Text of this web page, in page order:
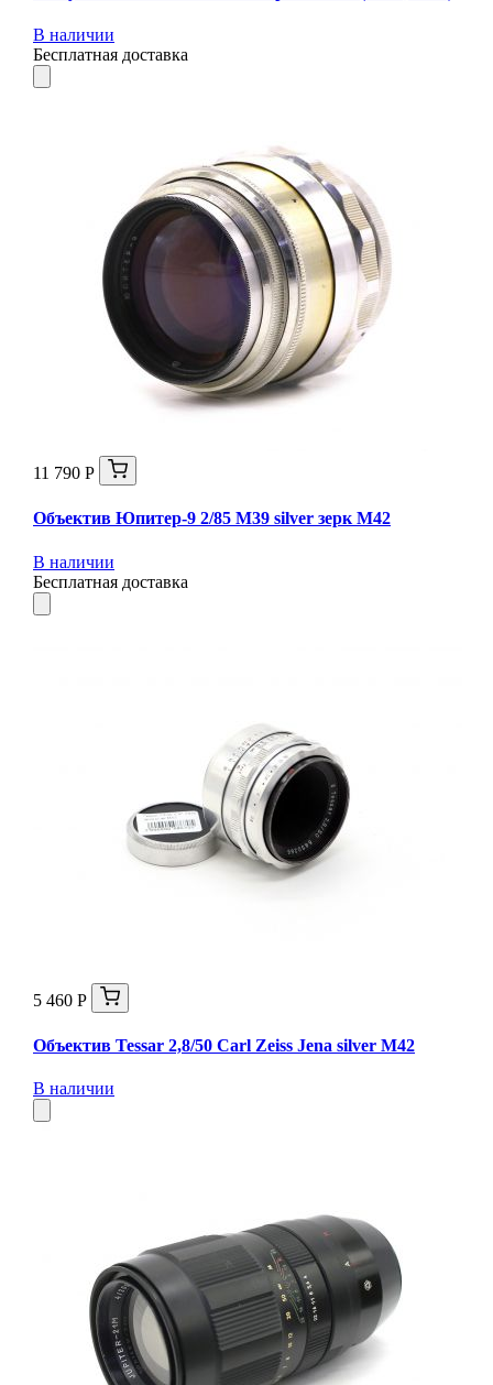
В наличии
Бесплатная доставка
11 790 Р
Объектив Юпитер-9 2/85 М39 silver зерк М42
В наличии
Бесплатная доставка
5 460 Р
Объектив Tessar 2,8/50 Carl Zeiss Jena silver М42
В наличии